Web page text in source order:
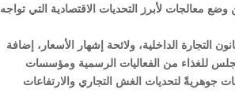
لأبرز التحديات الاقتصادية التي تواجه
التجارة الداخلية، ولائحة إشهار الأسعار، إضافة
مجلس للغذاء من الفعاليات الرسمية ومؤسسات
جوهريةً لتحديات الغش التجاري والارتفاعات